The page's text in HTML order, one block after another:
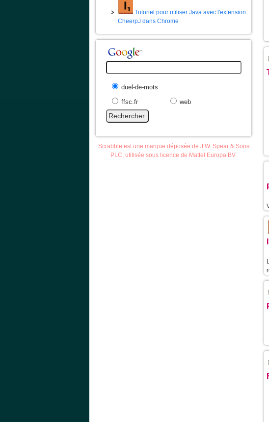
Tutoriel pour utiliser Java avec l'extension
CheerpJ dans Chrome
duel-de-mots
ffsc.fr
web
Scrabble est une marque déposée de J.W. Spear & Sons
PLC, utilisée sous licence de Mattel Europa BV.